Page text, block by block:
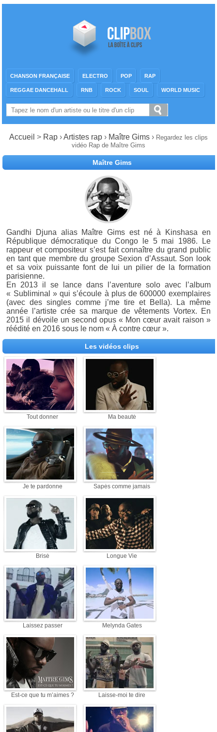
CHANSON FRANÇAISE ELECTRO POP RAP
REGGAE DANCEHALL RNB ROCK SOUL WORLD MUSIC
Accueil > Rap ›Artistes rap › Maître Gims › Regardez les clips
vidéo Rap de Maître Gims
Maître Gims
Gandhi Djuna alias Maître Gims est né à Kinshasa en
République démocratique du Congo le 5 mai 1986. Le
rappeur et compositeur s’est fait connaître du grand public
en tant que membre du groupe Sexion d’Assaut. Son look
et sa voix puissante font de lui un pilier de la formation
parisienne.
En 2013 il se lance dans l’aventure solo avec l’album
« Subliminal » qui s’écoule à plus de 600000 exemplaires
(avec des singles comme j’me tire et Bella). La même
année l’artiste crée sa marque de vêtements Vortex. En
2015 il dévoile un second opus « Mon cœur avait raison »
réédité en 2016 sous le nom « À contre cœur ».
Les vidéos clips
Tout donner Ma beauté
Je te pardonne Sapés comme jamais
Brisé Longue Vie
Laissez passer Melynda Gates
Est-ce que tu m’aimes ? Laisse-moi te dire